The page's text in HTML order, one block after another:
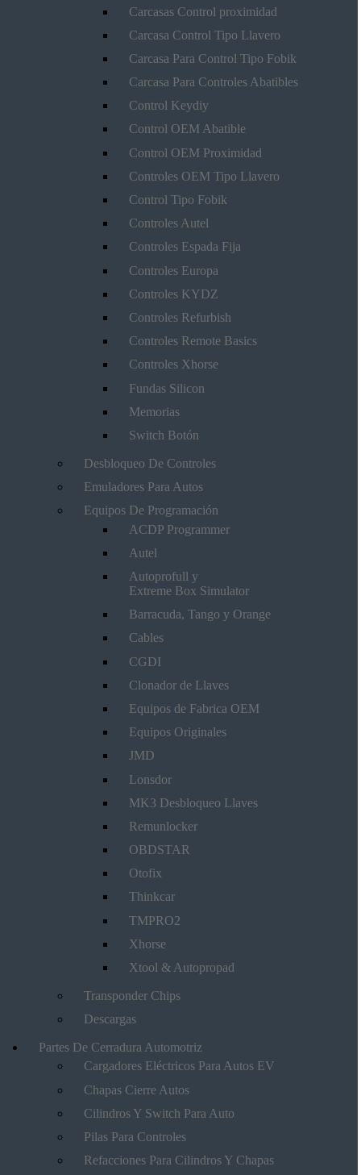
Carcasas Control proximidad
Carcasa Control Tipo Llavero
Carcasa Para Control Tipo Fobik
Carcasa Para Controles Abatibles
Control Keydiy
Control OEM Abatible
Control OEM Proximidad
Controles OEM Tipo Llavero
Control Tipo Fobik
Controles Autel
Controles Espada Fija
Controles Europa
Controles KYDZ
Controles Refurbish
Controles Remote Basics
Controles Xhorse
Fundas Silicon
Memorias
Switch Botón
Desbloqueo De Controles
Emuladores Para Autos
Equipos De Programación
ACDP Programmer
Autel
Autoprofull y
Extreme Box Simulator
Barracuda, Tango y Orange
Cables
CGDI
Clonador de Llaves
Equipos de Fabrica OEM
Equipos Originales
JMD
Lonsdor
MK3 Desbloqueo Llaves
Remunlocker
OBDSTAR
Otofix
Thinkcar
TMPRO2
Xhorse
Xtool & Autopropad
Transponder Chips
Descargas
Partes De Cerradura Automotriz
Cargadores Eléctricos Para Autos EV
Chapas Cierre Autos
Cilindros Y Switch Para Auto
Pilas Para Controles
Refacciones Para Cilindros Y Chapas